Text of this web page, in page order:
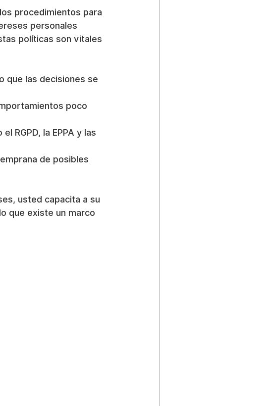
procedimientos para
personales
políticas son vitales
que las decisiones se
poco
RGPD, la EPPA y las
de posibles
usted capacita a su
que existe un marco